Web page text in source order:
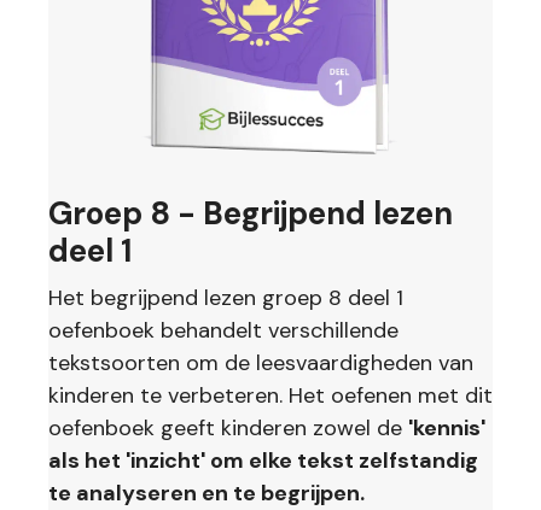
Groep 8 - Begrijpend lezen
deel 1
Het begrijpend lezen groep 8 deel 1
oefenboek behandelt verschillende
tekstsoorten om de leesvaardigheden van
kinderen te verbeteren. Het oefenen met dit
oefenboek geeft kinderen zowel de 'kennis'
als het 'inzicht' om elke tekst zelfstandig
te analyseren en te begrijpen.